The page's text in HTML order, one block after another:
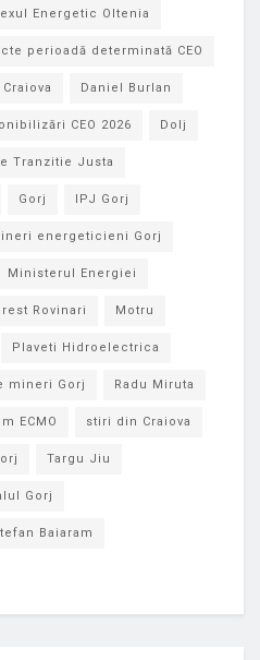
Energetic Oltenia
perioadă determinată CEO
Daniel Burlan
CEO 2026 Dolj
Tranzitie Justa
Gorj IPJ Gorj
energeticieni Gorj
Ministerul Energiei
Rovinari Motru
Plaveti Hidroelectrica
mineri Gorj Radu Miruta
ECMO stiri din Craiova
Targu Jiu
Gorj
Baiaram